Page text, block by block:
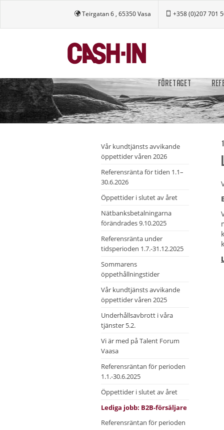
Teirgatan 6 , 65350 Vasa +358 (0)207 701
FÖRETAGET
Vår kundtjänsts avvikande
öppettider våren 2026
Referensränta för tiden 1.1–
30.6.2026
Öppettider i slutet av året
Nätbanksbetalningarna
förändrades 9.10.2025
Referensränta under
tidsperioden 1.7.-31.12.2025
Sommarens
öppethållningstider
Vår kundtjänsts avvikande
öppettider våren 2025
Underhållsavbrott i våra
tjänster 5.2.
Vi är med på Talent Forum
Vaasa
Referensräntan för perioden
1.1.-30.6.2025
Öppettider i slutet av året
Lediga jobb: B2B-försäljare
Referensräntan för perioden